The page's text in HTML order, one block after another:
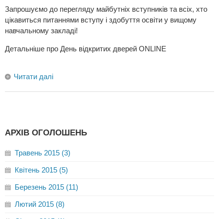
Запрошуємо до перегляду майбутніх вступників та всіх, хто
цікавиться питаннями вступу і здобуття освіти у вищому
навчальному закладі!
Детальніше про День відкритих дверей ONLINE
Читати далі
АРХІВ ОГОЛОШЕНЬ
Травень 2015 (3)
Квітень 2015 (5)
Березень 2015 (11)
Лютий 2015 (8)